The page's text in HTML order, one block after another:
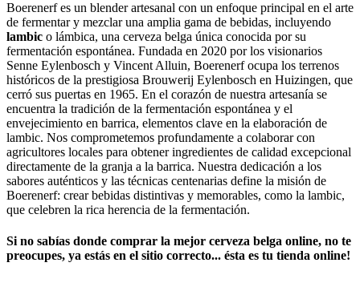
Boerenerf es un blender artesanal con un enfoque principal en el arte
de fermentar y mezclar una amplia gama de bebidas, incluyendo
lambic o lámbica, una cerveza belga única conocida por su
fermentación espontánea. Fundada en 2020 por los visionarios
Senne Eylenbosch y Vincent Alluin, Boerenerf ocupa los terrenos
históricos de la prestigiosa Brouwerij Eylenbosch en Huizingen, que
cerró sus puertas en 1965. En el corazón de nuestra artesanía se
encuentra la tradición de la fermentación espontánea y el
envejecimiento en barrica, elementos clave en la elaboración de
lambic. Nos comprometemos profundamente a colaborar con
agricultores locales para obtener ingredientes de calidad excepcional
directamente de la granja a la barrica. Nuestra dedicación a los
sabores auténticos y las técnicas centenarias define la misión de
Boerenerf: crear bebidas distintivas y memorables, como la lambic,
que celebren la rica herencia de la fermentación.
Si no sabías ​ donde comprar la mejor cerveza belga online​, no te
preocupes, ya estás en el sitio correcto... ésta es tu tienda online!